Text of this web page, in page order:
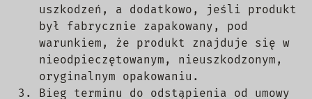
uszkodzeń, a dodatkowo, jeśli produkt
był fabrycznie zapakowany, pod
warunkiem, że produkt znajduje się w
nieodpieczętowanym, nieuszkodzonym,
oryginalnym opakowaniu.
Bieg terminu do odstąpienia od umowy